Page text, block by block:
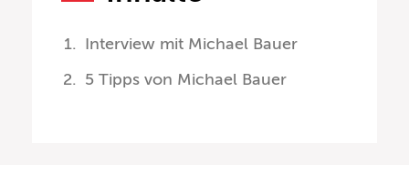
Interview mit Michael Bauer
5 Tipps von Michael Bauer